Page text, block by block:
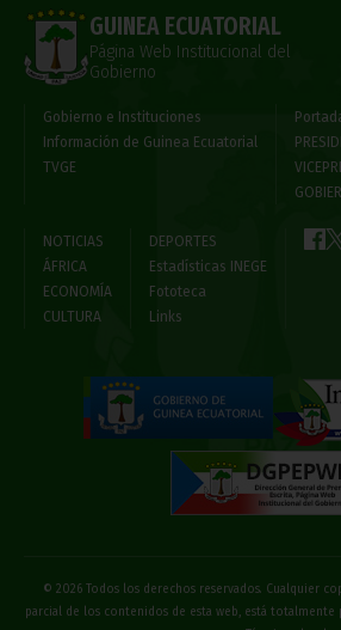
GUINEA ECUATORIAL
Página Web Institucional del
Gobierno
Gobierno e Instituciones
Información de Guinea Ecuatorial
TVGE
NOTICIAS
ÁFRICA
ECONOMÍA
CULTURA
DEPORTES
Estadísticas INEGE
Fototeca
Links
© 2026 Todos los derechos reservados. Cualquier
parcial de los contenidos de esta web, está